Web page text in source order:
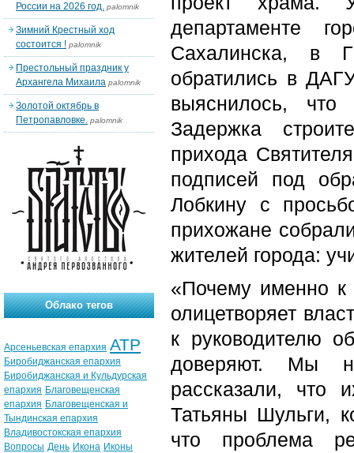
департаменте
Сахалинска, в
обратились в
выяснилось, что
Задержка
прихода
подписей под
Лобкину с
прихожане
жителей города:
«Почему именно
олицетворяет
к руководителю
доверяют. Мы
рассказали, что
Татьяны Шульги,
что проблема
России на 2026 год. palomnik
Зимний Крестный ход
состоится ! palomnik
Престольный праздник у
Архангела Михаила palomnik
Золотой октябрь в
Петропавловке. palomnik
Облако тегов
Арсеньевская епархия АТР
Биробиджанская епархия
Биробиджанская и Кульдурская
епархия Благовещенская
епархия Благовещенская и
Тындинская епархия
Владивостокская епархия
Вопросы День Икона Иконы